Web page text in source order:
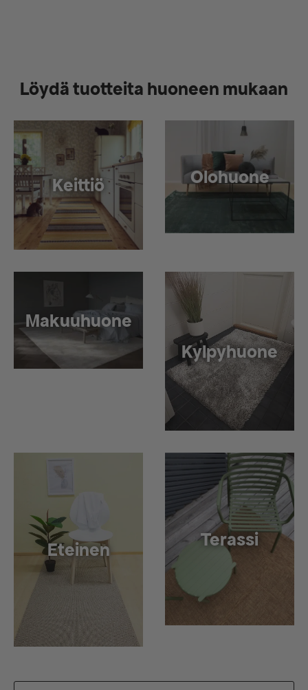
Löydä tuotteita huoneen mukaan
Keittiö Olohuone
Makuuhuone
Kylpyhuone
Eteinen Terassi